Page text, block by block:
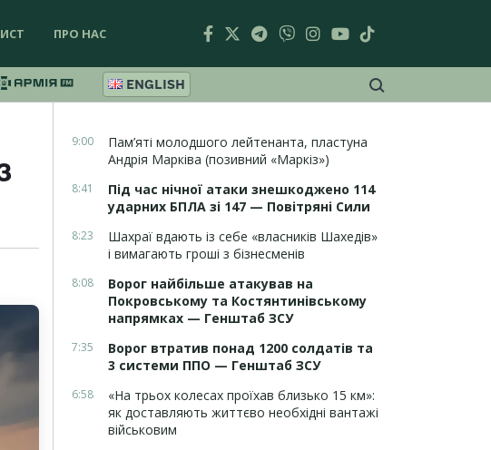
ПРО НАС
ENGLISH
9:00
Пам’яті молодшого лейтенанта, пластуна
Андрія Марківа (позивний «Маркіз»)
8:41
Під час нічної атаки знешкоджено 114
ударних БПЛА зі 147 — Повітряні Сили
8:23
Шахраї вдають із себе «власників Шахедів»
і вимагають гроші з бізнесменів
8:08
Ворог найбільше атакував на
Покровському та Костянтинівському
напрямках — Генштаб ЗСУ
7:35
Ворог втратив понад 1200 солдатів та
3 системи ППО — Генштаб ЗСУ
6:58
«На трьох колесах проїхав близько 15 км»:
як доставляють життєво необхідні вантажі
військовим